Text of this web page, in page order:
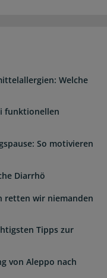
Welche
funktionellen
So motivieren
Diarrhö
retten wir niemanden
Tipps zur
von Aleppo nach